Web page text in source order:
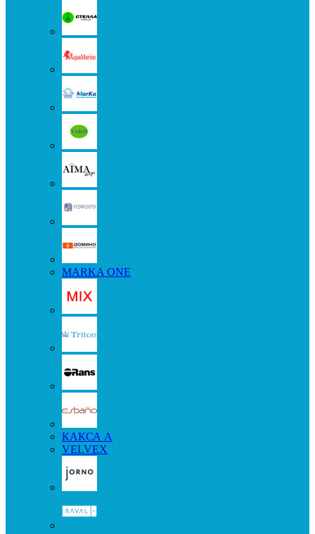
MARKA ONE
КАКСА А
VELVEX